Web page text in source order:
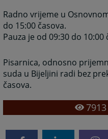
Radno vrijeme u
do 15:00 časova.
Pauza je od 09:30 do 10:00
Pisarnica, odnosno
suda u Bijeljini radi bez
časova.
7913